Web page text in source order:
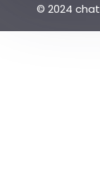
© 2024